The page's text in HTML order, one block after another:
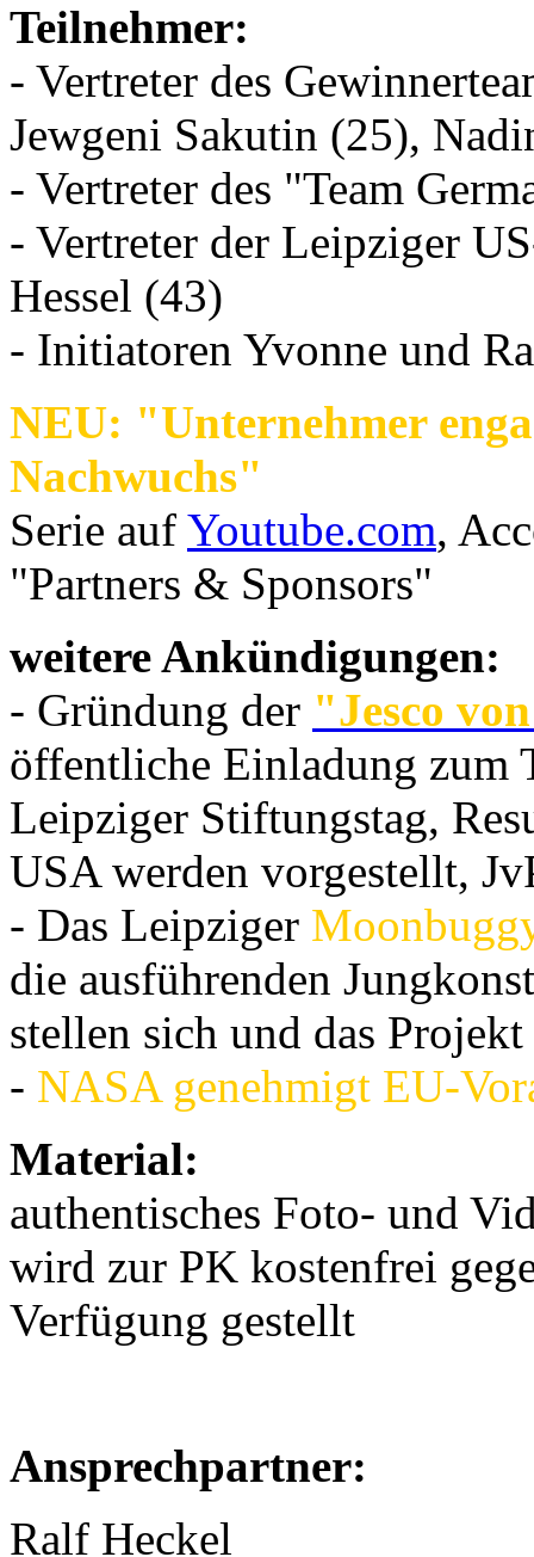
Teilnehmer:
- Vertreter des
Jewgeni Sakutin (25),
- Vertreter des "Team
- Vertreter der Leipziger
Hessel (43)
- Initiatoren Yvonne und
NEU: "Unternehmer
Nachwuchs"
Serie auf Youtube.com,
"Partners & Sponsors"
weitere Ankündigungen:
- Gründung der "Jesco
öffentliche Einladung zum
Leipziger Stiftungstag,
USA werden vorgestellt,
- Das Leipziger
die ausführenden
stellen sich und das
- NASA genehmigt EU-
Material:
authentisches Foto- und
wird zur PK kostenfrei
Verfügung gestellt
Ansprechpartner:
Ralf Heckel